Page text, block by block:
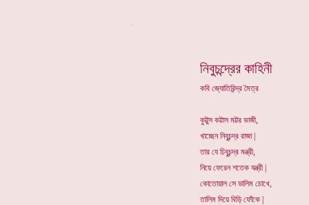
নিবুচন্দ্রের কাহিনী
কবি জ্যোতিরিন্দ্র মৈত্র
কুট্টুস কট্টাস মট্টর ভাজী,
খাচ্ছেন নিবুচন্দ্র রাজা |
তার যে ঢিবুচন্দ্র মন্ত্রী,
নিয়ে ফেরেন শতেক যন্ত্রী |
কোতোয়াল সে ডালিম চোখে,
তালিম দিয়ে বিড়ি ফোঁকে |